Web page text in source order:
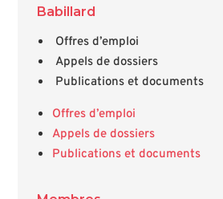
Babillard
Offres d’emploi
Appels de dossiers
Publications et documents
Offres d’emploi
Appels de dossiers
Publications et documents